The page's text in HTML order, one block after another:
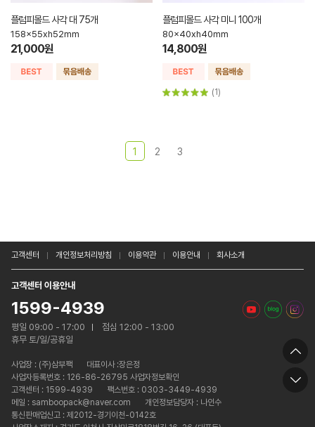
플럼피몰드 사각 대 75개
158x55xh52mm
21,000원
플럼피몰드 사각 미니 100개
80x40xh40mm
14,800원
(1)
1 2 3
고객센터 개인정보처리방침 이용약관 이용안내 회사소개
고객센터 이용안내
1599-4939
평일 09:00 - 17:00
점심 12:00 - 13:00
휴무 토/일/공휴일
사업장 : (주)삼부팩
대표이사 :장은정
사업자등록번호 : 126-86-26795 사업자정보확인
고객센터 : 1599-4939
팩스번호 : 0303-3449-4939
메일 : samboopack@naver.com
개인정보담당자 : 나인수
통신판매업신고 : 제2012-경기이천-0142호